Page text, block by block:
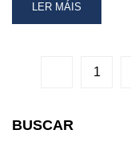
READ
MORE
MARÍA
LER MÁIS
1
BUSCAR